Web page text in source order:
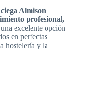
Almison
profesional,
excelente opción
en perfectas
hostelería y la